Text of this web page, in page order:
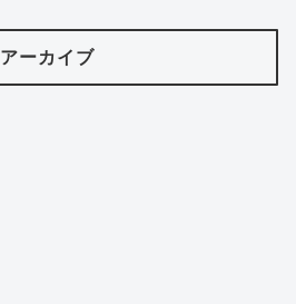
アーカイブ